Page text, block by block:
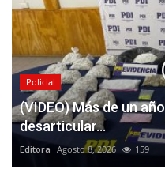
Policial
(VIDEO) Más de un
desarticular...
Editora Agosto 8, 2026 159